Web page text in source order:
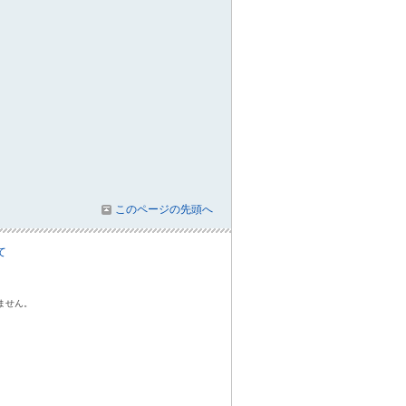
このページの先頭へ
ん。